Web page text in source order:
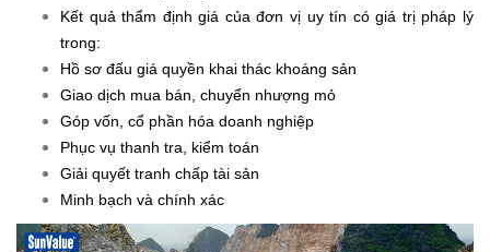
Kết quả thẩm định giá của đơn vị uy tín có giá trị pháp lý
trong:
Hồ sơ đấu giá quyền khai thác khoáng sản
Giao dịch mua bán, chuyển nhượng mỏ
Góp vốn, cổ phần hóa doanh nghiệp
Phục vụ thanh tra, kiểm toán
Giải quyết tranh chấp tài sản
Minh bạch và chính xác